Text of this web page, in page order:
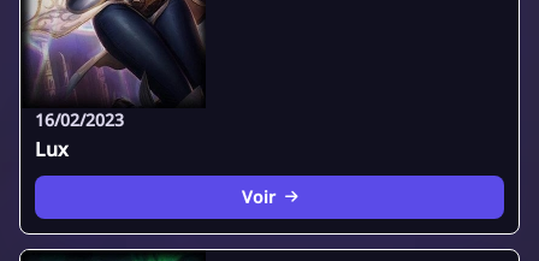
16/02/2023
Lux
Voir